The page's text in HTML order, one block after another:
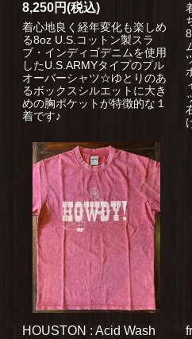
8,250円(税込)
着心地良く経年変化も楽しめ
る8oz U.S.コットン製スラ
ブ・インディゴデニムを使用
したU.S.ARMYタイプのプル
オーバーシャツ☆ゆとりのあ
るボックスシルエットに大き
めの胸ポケットが特徴的な１
着です♪
HOUSTON : Acid Wash